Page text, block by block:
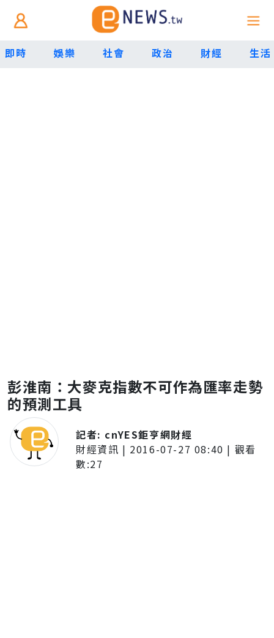
即時 娛樂 社會 政治 財經 生活
彭淮南：大麥克指數不可作為匯率走勢
的預測工具
記者: cnYES鉅亨網財經
財經資訊 | 2016-07-27 08:40 | 觀看
數:27